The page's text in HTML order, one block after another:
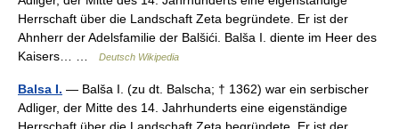
Herrschaft über die Landschaft Zeta begründete. Er ist der
Ahnherr der Adelsfamilie der Balšići. Balša I. diente im Heer des
Kaisers… …
Deutsch Wikipedia
Balsa I. — Balša I. (zu dt. Balscha; † 1362) war ein serbischer
Adliger, der Mitte des 14. Jahrhunderts eine eigenständige